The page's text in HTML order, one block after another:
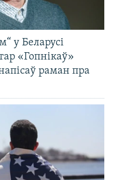
у Беларусі
«Гопнікаў»
раман пра